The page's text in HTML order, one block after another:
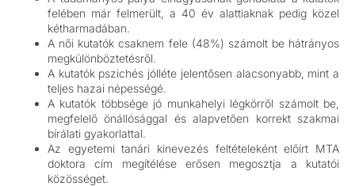
felében már felmerült, a 40 év alattiaknak pedig közel
kétharmadában.
A női kutatók csaknem fele (48%) számolt be hátrányos
megkülönböztetésről.
A kutatók pszichés jólléte jelentősen alacsonyabb, mint a
teljes hazai népességé.
A kutatók többsége jó munkahelyi légkörről számolt be,
megfelelő önállósággal és alapvetően korrekt szakmai
bírálati gyakorlattal.
Az egyetemi tanári kinevezés feltételeként előírt MTA
doktora cím megítélése erősen megosztja a kutatói
közösséget.